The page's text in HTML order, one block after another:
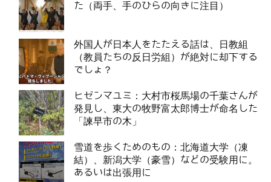
た（両手、手のひらの向きに注目）
外国人が日本人をたたえる話は、日教組
（教員たちの反日労組）が絶対に却下する
でしょ？
ヒゼンマユミ：大村市桜馬場の千葉さんが
発見し、東大の牧野富太郎博士が命名した
「諫早市の木」
雪道を歩くためのもの：北海道大学（凍
結）、新潟大学（豪雪）などの受験用に。
あるいは出張用に